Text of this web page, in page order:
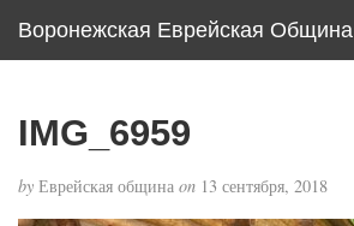
Воронежская Еврейская Община
IMG_6959
by Еврейская община on 13 сентября, 2018